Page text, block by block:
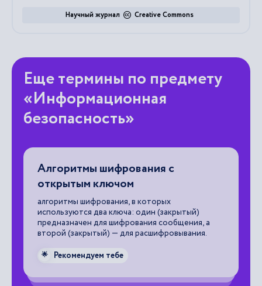
Creative Commons
Научный журнал
Еще термины по предмету
«Информационная
безопасность»
(закрытый)
сообщения, а
Антивирусная программа
программа, предназначенная для
вредоносных программ.
Рекомендуем тебе